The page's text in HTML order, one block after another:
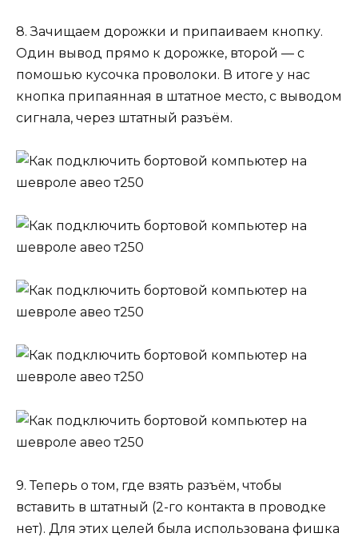
8. Зачищаем дорожки и припаиваем кнопку.
Один вывод прямо к дорожке, второй — с
помошью кусочка проволоки. В итоге у нас
кнопка припаянная в штатное место, с выводом
сигнала, через штатный разъём.
9. Теперь о том, где взять разъём, чтобы
вставить в штатный (2-го контакта в проводке
нет). Для этих целей была использована фишка